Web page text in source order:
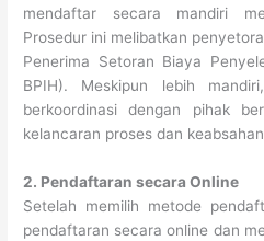
mendaftar secara mandiri
Prosedur ini melibatkan
Penerima Setoran Biaya
BPIH). Meskipun lebih
berkoordinasi dengan pihak
kelancaran proses dan
2. Pendaftaran secara Online
Setelah memilih metode
pendaftaran secara online dan